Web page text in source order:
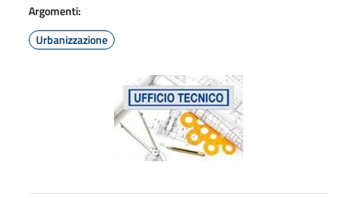
Argomenti:
Urbanizzazione